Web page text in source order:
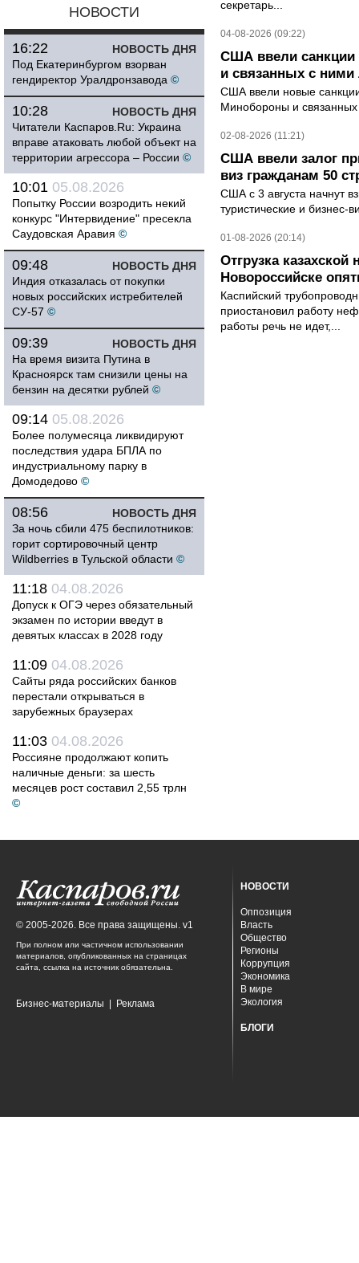
НОВОСТИ
НОВОСТЬ ДНЯ
16:22
Под Екатеринбургом взорван
гендиректор Уралдронзавода ©
НОВОСТЬ ДНЯ
10:28
Читатели Каспаров.Ru: Украина
вправе атаковать любой объект на
территории агрессора – России ©
10:01 05.08.2026
Попытку России возродить некий
конкурс "Интервидение" пресекла
Саудовская Аравия ©
НОВОСТЬ ДНЯ
09:48
Индия отказалась от покупки
новых российских истребителей
СУ-57 ©
НОВОСТЬ ДНЯ
09:39
На время визита Путина в
Красноярск там снизили цены на
бензин на десятки рублей ©
09:14 05.08.2026
Более полумесяца ликвидируют
последствия удара БПЛА по
индустриальному парку в
Домодедово ©
НОВОСТЬ ДНЯ
08:56
За ночь сбили 475 беспилотников:
горит сортировочный центр
Wildberries в Тульской области ©
11:18 04.08.2026
Допуск к ОГЭ через обязательный
экзамен по истории введут в
девятых классах в 2028 году
11:09 04.08.2026
Сайты ряда российских банков
перестали открываться в
зарубежных браузерах
11:03 04.08.2026
Россияне продолжают копить
наличные деньги: за шесть
месяцев рост составил 2,55 трлн
©
секретарь...
04-08-2026 (09:22)
США ввели санкции
и связанных с ними
США ввели новые
Минобороны и
02-08-2026 (11:21)
США ввели залог
виз гражданам 50
США с 3 августа начнут
туристические и бизнес-
01-08-2026 (20:14)
Отгрузка
Новороссийске
Каспийский
приостановил работу
работы речь не идет,...
© 2005-2026. Все права защищены. v1
При полном или частичном использовании
материалов, опубликованных на страницах
сайта, ссылка на источник обязательна.
Бизнес-материалы Реклама
НОВОСТИ
Оппозиция
Власть
Общество
Регионы
Коррупция
Экономика
В мире
Экология
БЛОГИ